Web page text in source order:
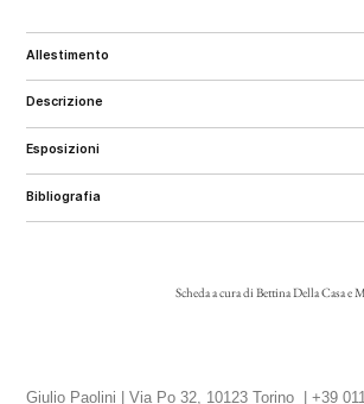
allestimento
descrizione
esposizioni
bibliografia
Scheda a cura di Bettina Della Casa e
Giulio Paolini | Via Po 32, 10123 Torino | +39